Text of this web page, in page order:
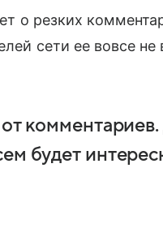
о резких
сети ее вовсе
будет